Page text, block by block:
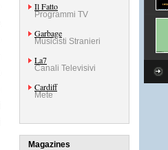
Il Fatto
Programmi TV
Garbage
Musicisti Stranieri
La7
Canali Televisivi
Cardiff
Mete
Magazines